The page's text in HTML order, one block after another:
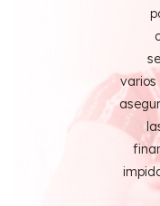
varios